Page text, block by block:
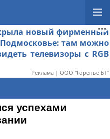
новый фирменный
там можно
телевизоры с RGB
Реклама | ООО "Горенье БТ"
успехами